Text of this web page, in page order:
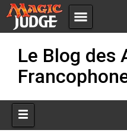
menu
Apps
Policies
content
Le Blog des